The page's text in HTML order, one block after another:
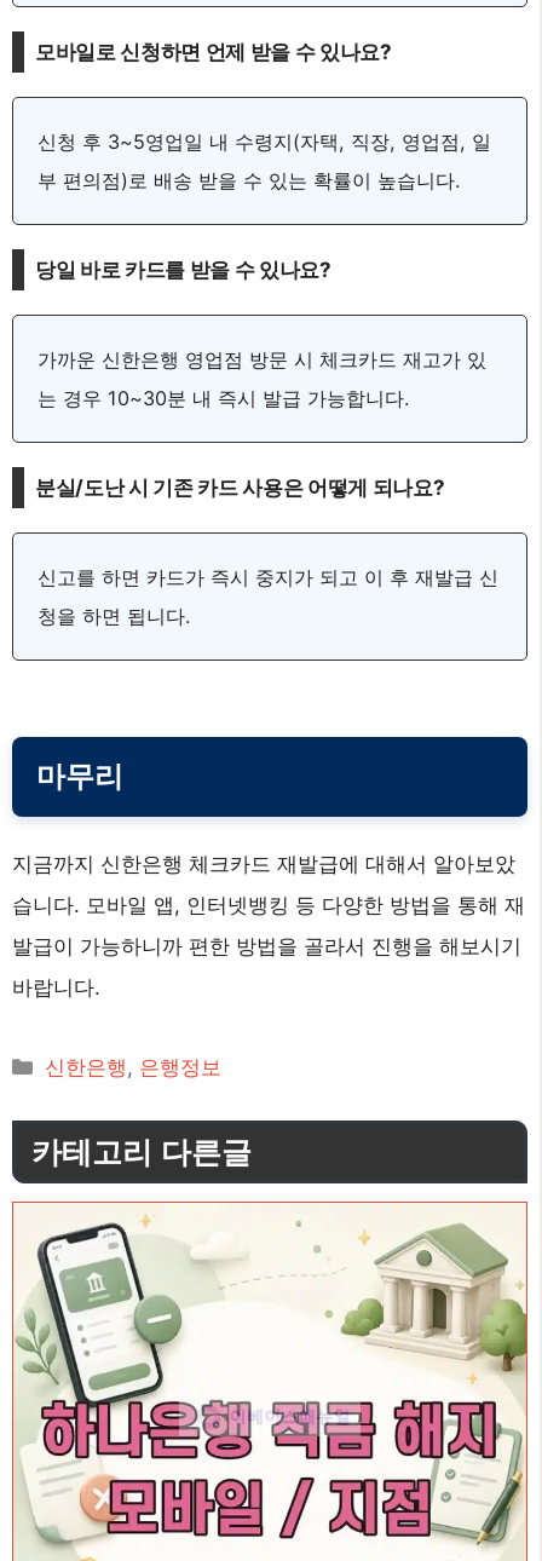
모바일로 신청하면 언제 받을 수 있나요?
신청 후 3~5영업일 내 수령지(자택, 직장, 영업점, 일
부 편의점)로 배송 받을 수 있는 확률이 높습니다.
당일 바로 카드를 받을 수 있나요?
가까운 신한은행 영업점 방문 시 체크카드 재고가 있
는 경우 10~30분 내 즉시 발급 가능합니다.
분실/도난 시 기존 카드 사용은 어떻게 되나요?
신고를 하면 카드가 즉시 중지가 되고 이 후 재발급 신
청을 하면 됩니다.
마무리
지금까지 신한은행 체크카드 재발급에 대해서 알아보았
습니다. 모바일 앱, 인터넷뱅킹 등 다양한 방법을 통해 재
발급이 가능하니까 편한 방법을 골라서 진행을 해보시기
바랍니다.
카
고
리
신한은행 , 은행정보
카테고리 다른글